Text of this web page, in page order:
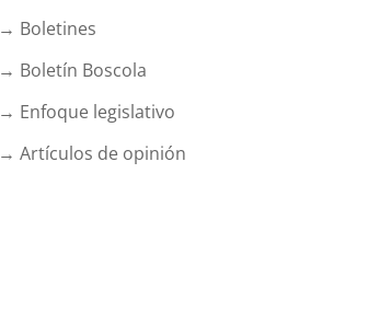
→ Boletines
→ Boletín Boscola
→ Enfoque legislativo
→ Artículos de opinión